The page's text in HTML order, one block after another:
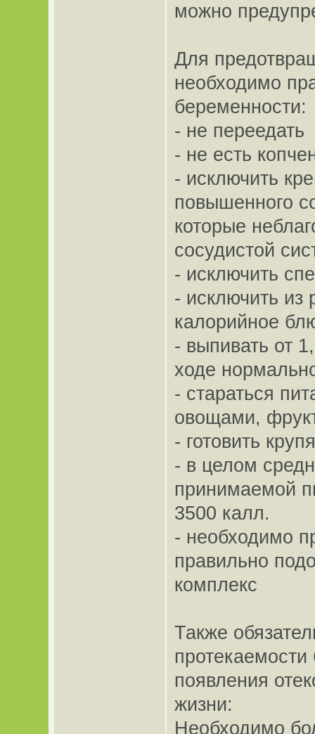
можно
Для
необходимо
беременности:
- не переедать
- не есть
- исключить
повышенного
которые
сосудистой
- исключить
- исключить из
калорийное
- выпивать от
ходе
- стараться
овощами,
- готовить
- в целом
принимаемой
3500 калл.
- необходимо
правильно
комплекс
Также
появления
жизни:
Необходимо